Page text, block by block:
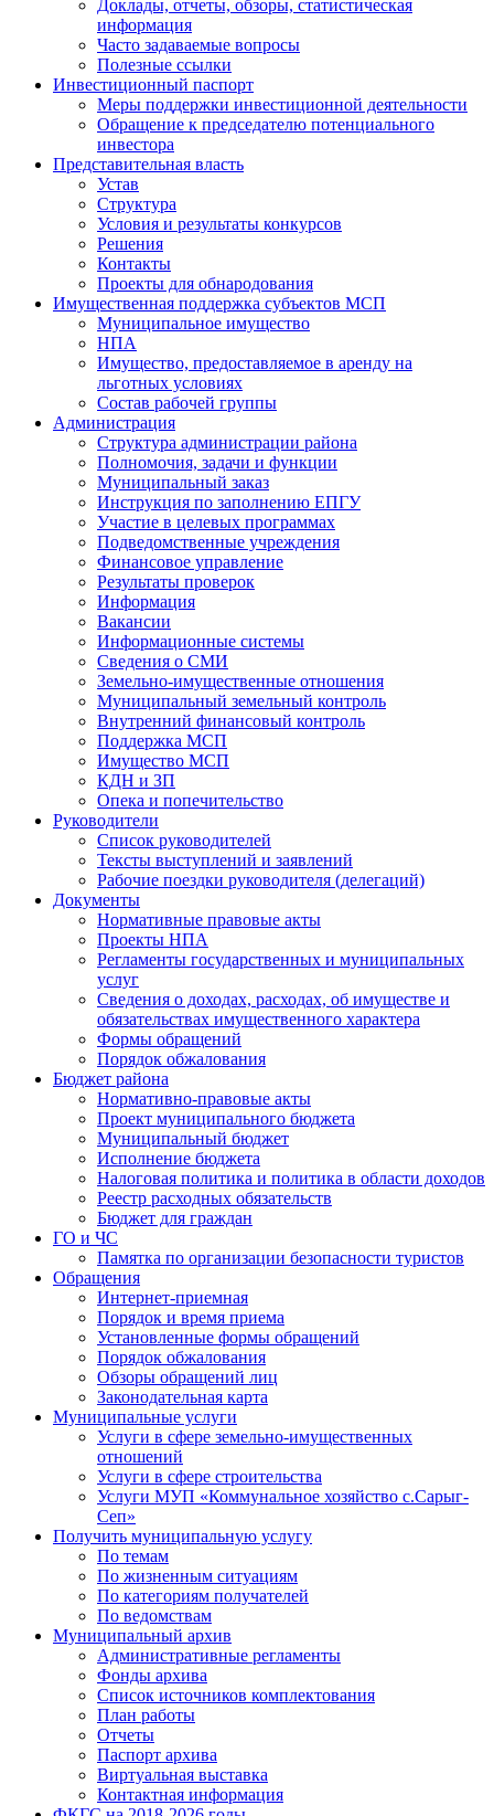
Доклады, отчеты, обзоры, статистическая
информация
Часто задаваемые вопросы
Полезные ссылки
Инвестиционный паспорт
Меры поддержки инвестиционной деятельности
Обращение к председателю потенциального
инвестора
Представительная власть
Устав
Структура
Условия и результаты конкурсов
Решения
Контакты
Проекты для обнародования
Имущественная поддержка субъектов МСП
Муниципальное имущество
НПА
Имущество, предоставляемое в аренду на
льготных условиях
Состав рабочей группы
Администрация
Структура администрации района
Полномочия, задачи и функции
Муниципальный заказ
Инструкция по заполнению ЕПГУ
Участие в целевых программах
Подведомственные учреждения
Финансовое управление
Результаты проверок
Информация
Вакансии
Информационные системы
Сведения о СМИ
Земельно-имущественные отношения
Муниципальный земельный контроль
Внутренний финансовый контроль
Поддержка МСП
Имущество МСП
КДН и ЗП
Опека и попечительство
Руководители
Список руководителей
Тексты выступлений и заявлений
Рабочие поездки руководителя (делегаций)
Документы
Нормативные правовые акты
Проекты НПА
Регламенты государственных и муниципальных
услуг
Сведения о доходах, расходах, об имуществе и
обязательствах имущественного характера
Формы обращений
Порядок обжалования
Бюджет района
Нормативно-правовые акты
Проект муниципального бюджета
Муниципальный бюджет
Исполнение бюджета
Налоговая политика и политика в области доходов
Реестр расходных обязательств
Бюджет для граждан
ГО и ЧС
Памятка по организации безопасности туристов
Обращения
Интернет-приемная
Порядок и время приема
Установленные формы обращений
Порядок обжалования
Обзоры обращений лиц
Законодательная карта
Муниципальные услуги
Услуги в сфере земельно-имущественных
отношений
Услуги в сфере строительства
Услуги МУП «Коммунальное хозяйство с.Сарыг-
Сеп»
Получить муниципальную услугу
По темам
По жизненным ситуациям
По категориям получателей
По ведомствам
Муниципальный архив
Административные регламенты
Фонды архива
Список источников комплектования
План работы
Отчеты
Паспорт архива
Виртуальная выставка
Контактная информация